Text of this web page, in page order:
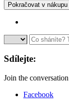
Pokračovat v nákupu
Sdílejte:
Join the conversation
Facebook